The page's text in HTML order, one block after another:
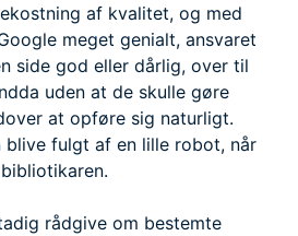
af kvalitet, og med
meget genialt, ansvaret
side god eller dårlig, over til
uden at de skulle gøre
at opføre sig naturligt.
blive fulgt af en lille robot, når
rådgive om bestemte